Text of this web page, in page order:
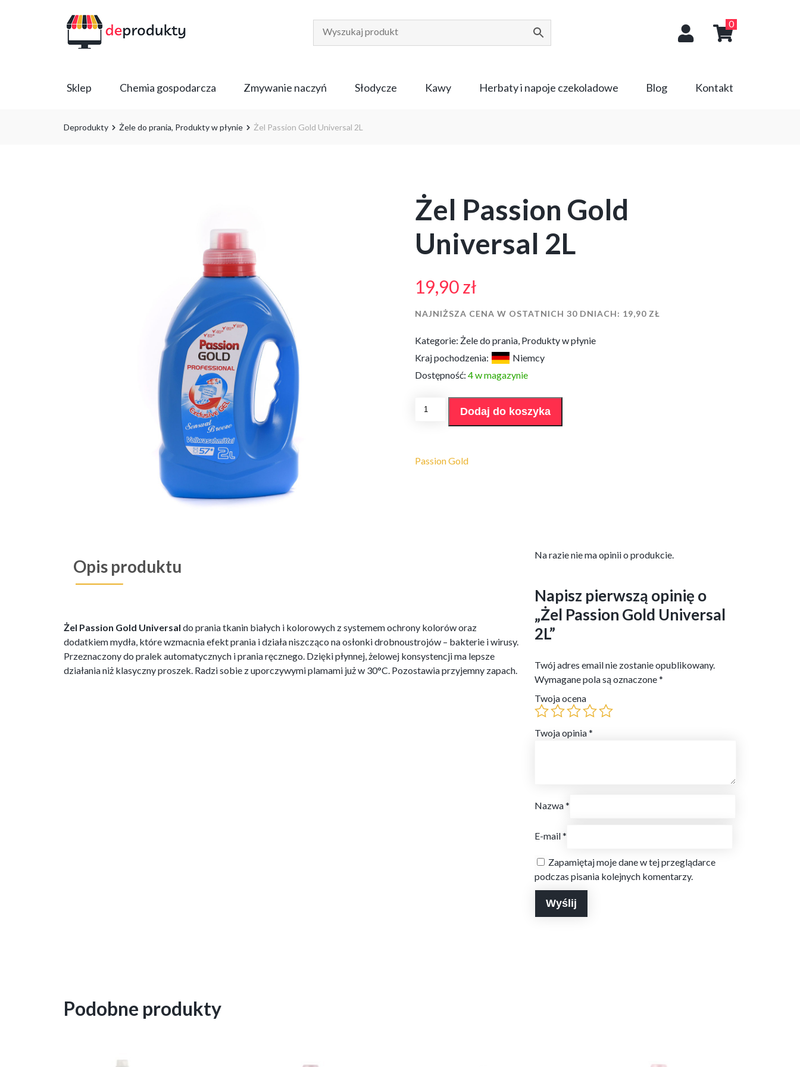
0
Sklep Chemia gospodarcza Zmywanie naczyń Słodycze Kawy Herbaty i napoje czekoladowe Blog Kontakt
Deprodukty Żele do prania, Produkty w płynie Żel Passion Gold Universal 2L
Żel Passion Gold
Universal 2L
19,90zł
NAJNIŻSZA CENA W OSTATNICH 30 DNIACH: 19,90 ZŁ
Kategorie: Żele do prania, Produkty w płynie
Kraj pochodzenia:
Niemcy
Dostępność: 4 w magazynie
Żel
2L
Dodaj do koszyka
Passion Gold
Opis produktu
Żel Passion Gold Universal do prania tkanin białych i kolorowych z systemem ochrony kolorów oraz
dodatkiem mydła, które wzmacnia efekt prania i działa niszcząco na osłonki drobnoustrojów – bakterie i wirusy.
Przeznaczony do pralek automatycznych i prania ręcznego. Dzięki płynnej, żelowej konsystencji ma lepsze
działania niż klasyczny proszek. Radzi sobie z uporczywymi plamami już w 30°C. Pozostawia przyjemny zapach.
Na razie nie ma opinii o produkcie.
Napisz pierwszą opinię o
„Żel Passion Gold Universal
2L”
Twój adres email nie zostanie opublikowany.
Wymagane pola są oznaczone*
Twoja ocena
Twoja opinia*
Nazwa*
E-mail*
Zapamiętaj moje dane w tej przeglądarce
podczas pisania kolejnych komentarzy.
Podobne produkty